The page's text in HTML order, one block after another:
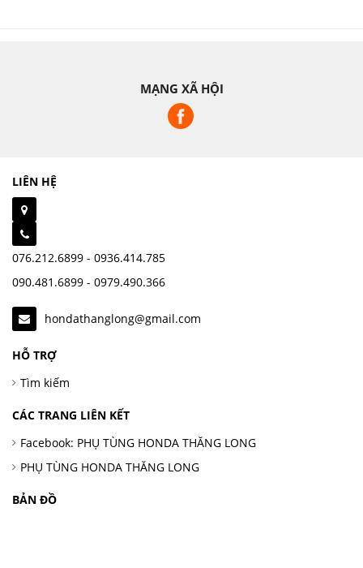
MẠNG XÃ HỘI
LIÊN HỆ
076.212.6899 - 0936.414.785
090.481.6899 - 0979.490.366
hondathanglong@gmail.com
HỖ TRỢ
Tìm kiếm
CÁC TRANG LIÊN KẾT
Facebook: PHỤ TÙNG HONDA THĂNG LONG
PHỤ TÙNG HONDA THĂNG LONG
BẢN ĐỒ